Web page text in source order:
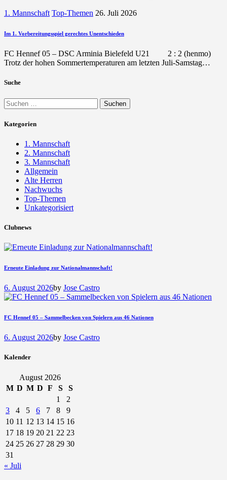
1. Mannschaft Top-Themen 26. Juli 2026
Im 1. Vorbereitungsspiel gerechtes Unentschieden
FC Hennef 05 – DSC Arminia Bielefeld U21 2 : 2 (henmo)
Trotz der hohen Sommertemperaturen am letzten Juli-Samstag…
Suche
Suchen
nach:
Kategorien
1. Mannschaft
2. Mannschaft
3. Mannschaft
Allgemein
Alte Herren
Nachwuchs
Top-Themen
Unkategorisiert
Clubnews
Erneute Einladung zur Nationalmannschaft!
6. August 2026by Jose Castro
FC Hennef 05 – Sammelbecken von Spielern aus 46 Nationen
6. August 2026by Jose Castro
Kalender
August 2026
M D M D F S
S
1
2
3
4 5 6 7 8
9
10 11 12 13 14 15 16
17 18 19 20 21 22 23
24 25 26 27 28 29 30
31
« Juli